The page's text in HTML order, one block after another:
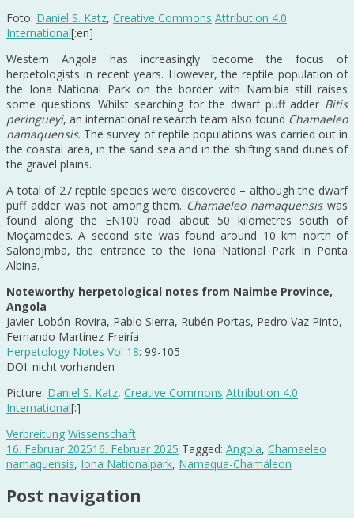
Foto: Daniel S. Katz, Creative Commons Attribution 4.0
International[:en]
Western Angola has increasingly become the focus of
herpetologists in recent years. However, the reptile population of
the Iona National Park on the border with Namibia still raises
some questions. Whilst searching for the dwarf puff adder Bitis
peringueyi, an international research team also found Chamaeleo
namaquensis. The survey of reptile populations was carried out in
the coastal area, in the sand sea and in the shifting sand dunes of
the gravel plains.
A total of 27 reptile species were discovered – although the dwarf
puff adder was not among them. Chamaeleo namaquensiswas
found along the EN100 road about 50 kilometres south of
Moçamedes. A second site was found around 10 km north of
Salondjmba, the entrance to the Iona National Park in Ponta
Albina.
Noteworthy herpetological notes from Naimbe Province,
Angola
Javier Lobón-Rovira, Pablo Sierra, Rubén Portas, Pedro Vaz Pinto,
Fernando Martínez-Freiría
Herpetology Notes Vol 18: 99-105
DOI: nicht vorhanden
Picture: Daniel S. Katz, Creative Commons Attribution 4.0
International[:]
Verbreitung Wissenschaft
16. Februar 202516. Februar 2025 Tagged: Angola, Chamaeleo
namaquensis, Iona Nationalpark, Namaqua-Chamäleon
Post navigation